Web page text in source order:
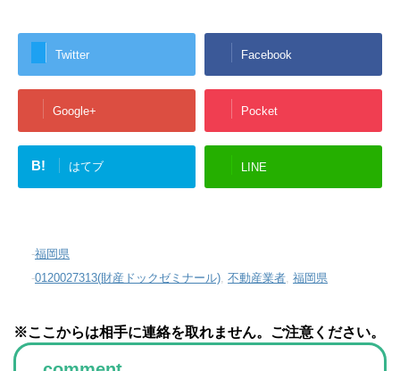
Twitter Facebook
Google+ Pocket
B! はてブ LINE
-福岡県
-0120027313(財産ドックゼミナール) 不動産業者 福岡県
※ここからは相手に連絡を取れません。ご注意ください。